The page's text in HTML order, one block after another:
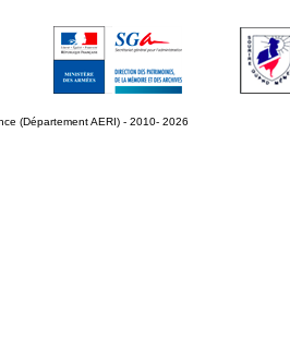
(Département AERI) - 2010- 2026